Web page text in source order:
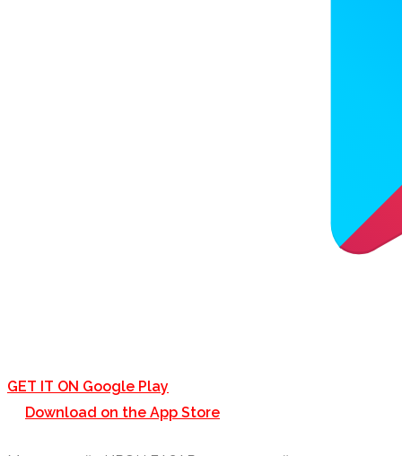
GET IT ON Google Play
Download on the App Store